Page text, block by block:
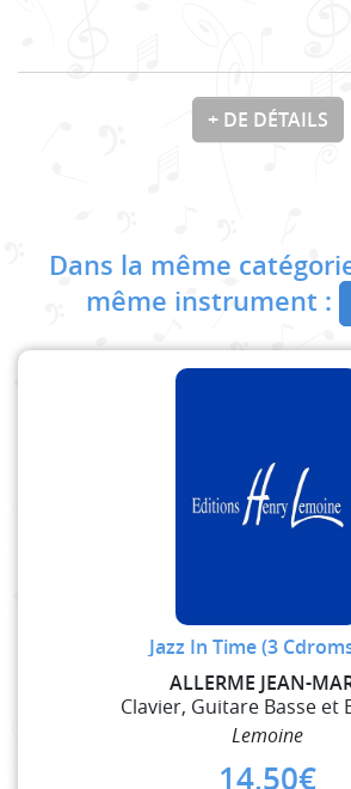
+ DE DÉTAILS
Dans la même
même instrument :
Jazz In Time (3
ALLERME JEAN-
Clavier, Guitare Basse et
Lemoine
14,50€